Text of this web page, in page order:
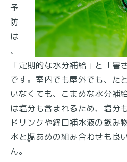
予
防
は
、
「定期的な水分補給」と「暑
です。室内でも屋外でも、た
いなくても、こまめな水分補
は塩分も含まれるため、塩分
ドリンクや経口補水液の飲み
水と塩あめの組み合わせも良
ん。
*